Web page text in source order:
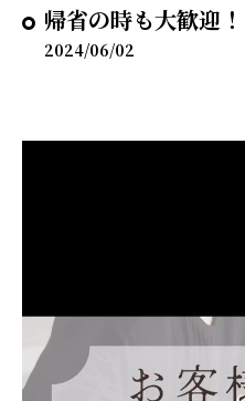
帰省の時も大歓迎！
2024/06/02